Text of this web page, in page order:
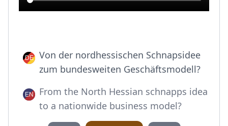
Von der nordhessischen Schnapsidee
zum bundesweiten Geschäftsmodell?
From the North Hessian schnapps idea
to a nationwide business model?